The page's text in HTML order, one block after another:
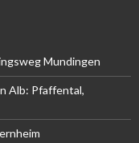
Mundingen
Alb: Pfaffental,